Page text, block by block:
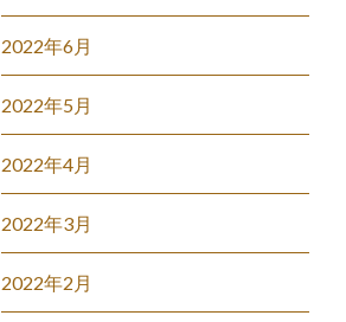
2022年6月
2022年5月
2022年4月
2022年3月
2022年2月